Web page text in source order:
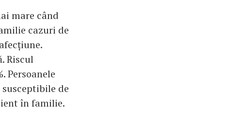
mare când
cazuri de
Riscul
Persoanele
de
în familie.